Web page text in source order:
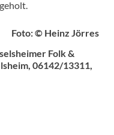
Foto: © Heinz Jörres
Folk &
06142/13311,